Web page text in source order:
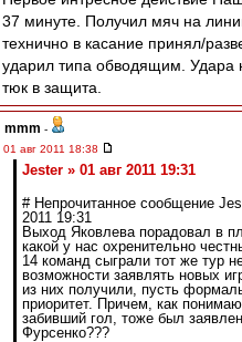
37 минуте. Получил мяч на
технично в касание принял/
ударил типа обводящим. Удара
тюк в защита.
mmm -
01 авг 2011 18:38
Jester » 01 авг 2011 19:31
# Непрочитанное сообщение
2011 19:31
Выход Яковлева порадовал в
какой у нас охренительно
14 команд сыграли тот же тур
возможности заявлять новых
из них получили, пусть
приоритет. Причем, как
забивший гол, тоже был
Фурсенко???